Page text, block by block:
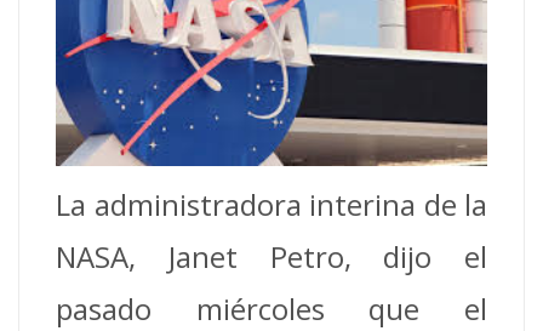
La administradora interina de la
NASA, Janet Petro, dijo el
pasado miércoles que el